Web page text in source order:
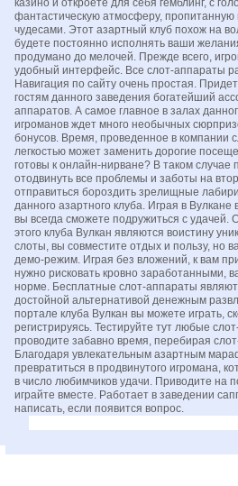
казино и откроете для себя гемблинг, с
фантастическую атмосферу,
чудесами. Этот азартный клуб похож на
будете постоянно исполнять ваши
продумано до мелочей. Прежде всего,
удобный интерфейс. Все слот-аппараты
Навигация по сайту очень простая.
гостям данного заведения богатейший
аппаратов. А самое главное в залах
игроманов ждет много необычных
бонусов. Время, проведенное в компании
легкостью может заменить дорогие
готовы к онлайн-нирване? В таком
отодвинуть все проблемы и заботы на
отправиться бороздить зрелищные
данного азартного клуба. Играя в Вулкане
вы всегда сможете подружиться с
этого клуба Вулкан являются воистину
слоты, вы совместите отдых и пользу, но
демо-режим. Играя без вложений, к вам
нужно рисковать кровно заработанными,
норме. Бесплатные слот-аппараты
достойной альтернативой денежным
портале клуба Вулкан вы можете играть,
регистрируясь. Тестируйте тут любые
проводите забавно время, перебирая
Благодаря увлекательным азартным
превратиться в продвинутого игромана,
в число любимчиков удачи. Приводите на
играйте вместе. Работает в заведении
написать, если появится вопрос.